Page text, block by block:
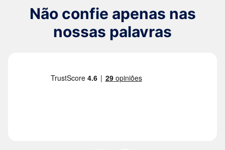
Não confie apenas nas
nossas palavras